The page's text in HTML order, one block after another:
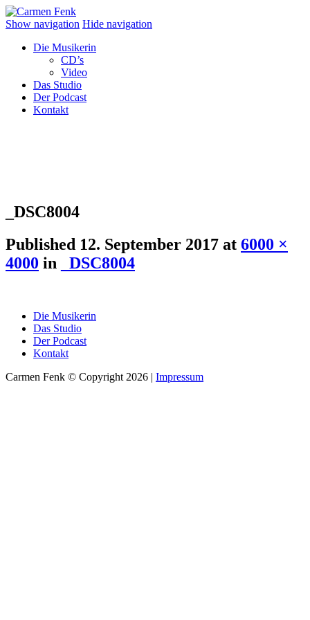
Show navigation Hide navigation
Die Musikerin
CD’s
Video
Das Studio
Der Podcast
Kontakt
_DSC8004
Published 12. September 2017 at 6000 ×
4000 in _DSC8004
Die Musikerin
Das Studio
Der Podcast
Kontakt
Carmen Fenk © Copyright 2026 | Impressum